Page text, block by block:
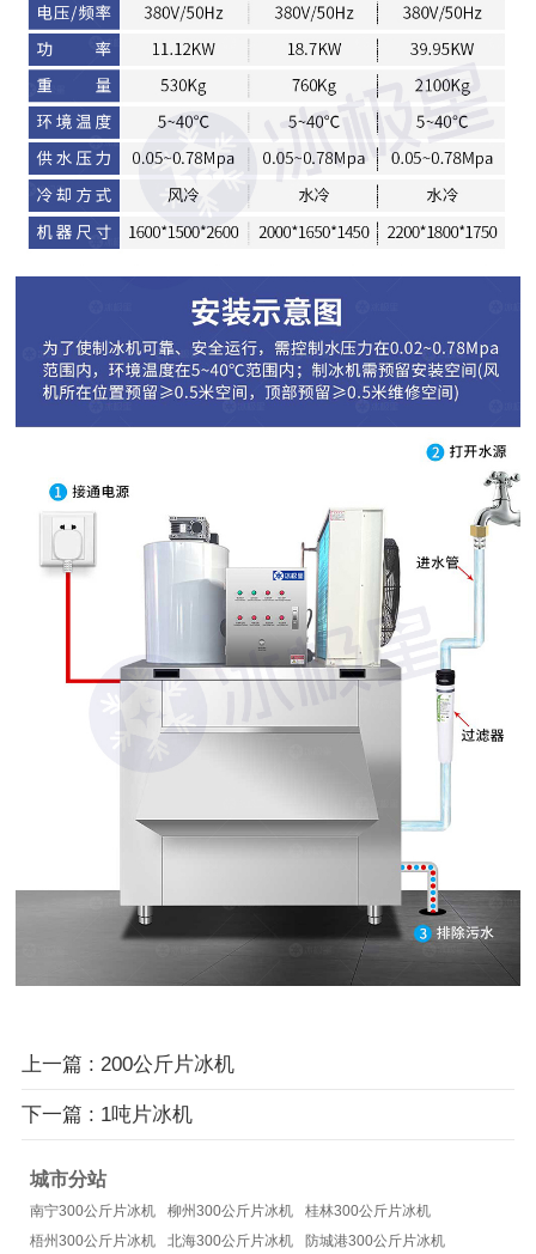
上一篇 : 200公斤片冰机
下一篇 : 1吨片冰机
城市分站
南宁300公斤片冰机 柳州300公斤片冰机
桂林300公斤片冰机
梧州300公斤片冰机
北海300公斤片冰机 防城港300公斤片冰机